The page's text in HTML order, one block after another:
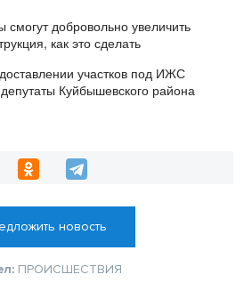
смогут добровольно увеличить
как это сделать
участков под ИЖС
Куйбышевского района
новость
ПРОИСШЕСТВИЯ